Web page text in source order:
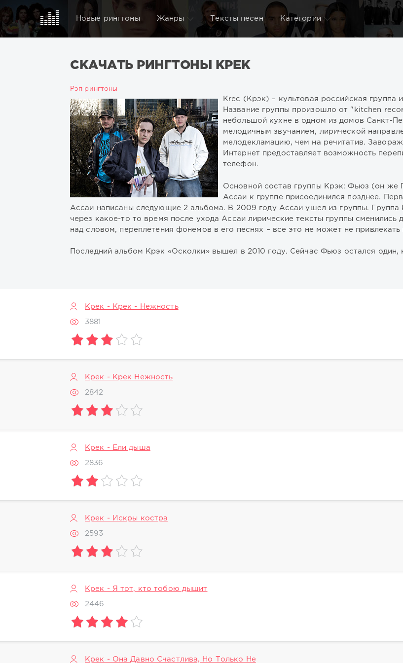
Новые рингтоны Жанры Тексты песен Категории
СКАЧАТЬ РИНГТОНЫ КРЕК
Рэп рингтоны
Krec (Крэк) – культовая российская группа
Название группы произошло от "kitchen
небольшой кухне в одном из домов Санкт-
мелодичным звучанием, лирической
мелодекламацию, чем на речитатив.
Интернет предоставляет возможность
телефон.
Основной состав группы Крэк: Фьюз (он же
Ассаи к группе присоединился позднее.
Ассаи написаны следующие 2 альбома. В 2009 году Ассаи ушел из группы. Группа
через какое-то то время после ухода Ассаи лирические тексты группы
над словом, переплетения фонемов в его песнях – все это не может не
Последний альбом Крэк «Осколки» вышел в 2010 году. Сейчас Фьюз остался
Крек - Крек - Нежность
3881
Крек - Крек Нежность
2842
Крек - Ели дыша
2836
Крек - Искры костра
2593
Крек - Я тот, кто тобою дышит
2446
Крек - Она Давно Счастлива, Но Только Не